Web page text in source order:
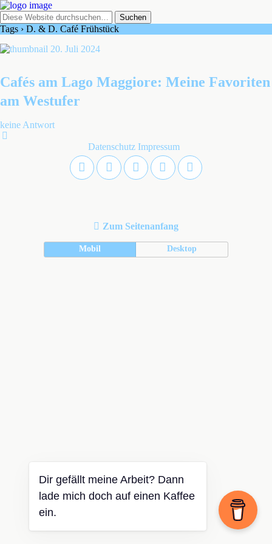
Tags › D. & D. Café Frühstück
20. Juli 2024
Cafés am Lago Maggiore: Meine Favoriten
am Westufer
keine Antwort
Datenschutz Impressum
Zum Seitenanfang
Mobil Desktop
Dir gefällt meine Arbeit? Dann
lade mich doch auf einen Kaffee
ein.